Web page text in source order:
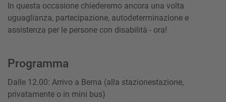
In questa occasione chiederemo ancora una volta
uguaglianza, partecipazione, autodeterminazione e
assistenza per le persone con disabilità - ora!
Programma
Dalle 12.00: Arrivo a Berna (alla stazionestazione,
privatamente o in mini bus)